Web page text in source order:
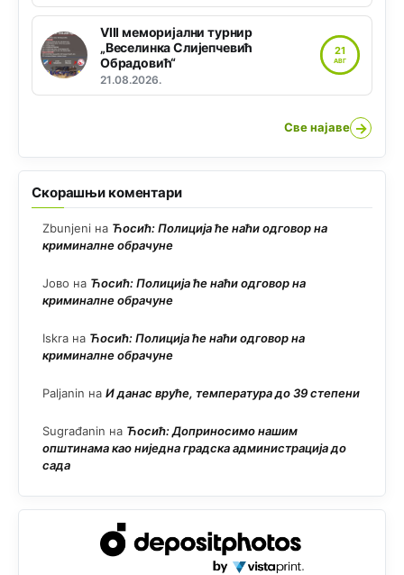
VIII меморијални турнир
„Веселинка Слијепчевић
Обрадовић“
21.08.2026.
21
АВГ
Све најаве →
Скорашњи коментари
Zbunjeni на Ћосић: Полиција ће наћи одговор на
криминалне обрачуне
Јово на Ћосић: Полиција ће наћи одговор на
криминалне обрачуне
Iskra на Ћосић: Полиција ће наћи одговор на
криминалне обрачуне
Paljanin на И данас вруће, температура до 39 степени
Sugrađanin на Ћосић: Доприносимо нашим
општинама као ниједна градска администрација до
сада